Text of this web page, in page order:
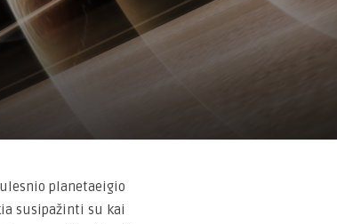
planetaeigio
susipažinti su kai